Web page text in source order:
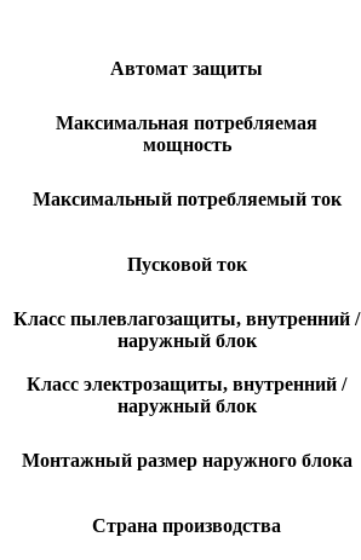
Автомат защиты
Максимальная потребляемая
мощность
Максимальный потребляемый ток
Пусковой ток
Класс пылевлагозащиты, внутренний /
наружный блок
Класс электрозащиты, внутренний /
наружный блок
Монтажный размер наружного блока
Страна производства